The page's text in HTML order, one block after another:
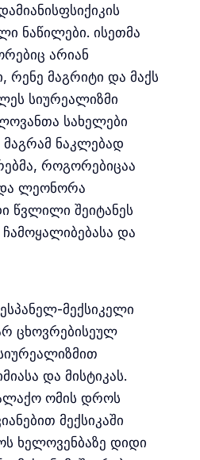
ნაწილები. ისეთმა
არიან
მაგრიტი და მაქს
სიურეალიზმი
სახელები
მაგრამ ნაკლებად
როგორებიცაა
ლეონორა
წვლილი შეიტანეს
და
მექსიკელი
ცხოვრებისეულ
და მისტიკას.
ომის დროს
მექსიკაში
ხელოვენბაზე დიდი